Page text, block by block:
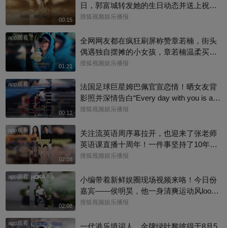
00:15
日，郭富城转发她的生日动态并送上祝
福：“祝老婆生日快乐，身体健康，心想事
甜蜜幸福~
搜狐视频娱乐播报
app观看
01:21
全网网友都在疯狂刷屏称赞章若楠，街头
偶遇独自摆摊的小女孩，章若楠温柔买下
全部小羊，全程弯腰平视小朋友，一举一
包，是她照顾到小孩的自尊心，平等对
待，善意又体面，这种细碎的善意真的很
圈粉～@星同事 @搜狐综艺 @明星狐 #章
搜狐视频娱乐播报
app观看
00:12
法国足球巨星姆巴佩官宣恋情！晒女友背
影照并深情告白“Every day with you is a s
unny day. 有你在的每一天 都是晴天”，据
西托，出演《名校风暴》，祝福祝福~@搜
狐体育 @搜狐跑步 @小申小申
搜狐视频娱乐播报
app观看
02:08
关注流英语周序幕拉开，也迎来了张老师
英语课直播十周年！一件事坚持了10年真
的太酷了，大家有没有跟着张老师的课
实也藏着不少口语大神，他们一开口就对
味儿了，飙英文的片段甚至堪比口语范
本。今天咱们盘点英文输出质感拉满的艺
编一起来感受下什么叫开口即高级吧！@
搜狐视频娱乐播报
app观看
02:08
小编带着新鲜娱圈现场视频来咯！今日份
嘉宾——侯明昊，他一身清爽运动风look
现身上海新天地，活力满满，活动上，小
版视频吧！
搜狐视频娱乐播报
app观看
一代港乐填词人、金牌绿叶黎彼得于8月5